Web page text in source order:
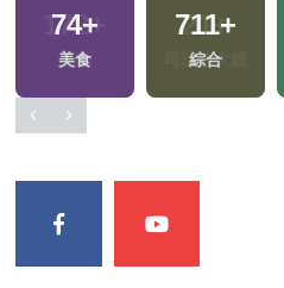
172+
運動
21+
司法放大鏡